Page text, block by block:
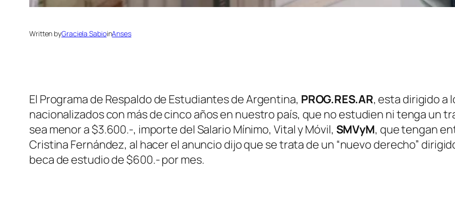
Written byGraciela SabioinAnses
El Programa de Respaldo de Estudiantes de Argentina, PROG.RES.AR, esta dirigido a
nacionalizados con más de cinco años en nuestro país, que no estudien ni tenga un
sea menor a $3.600.-, importe del Salario Mínimo, Vital y Móvil, SMVyM, que tengan
Cristina Fernández, al hacer el anuncio dijo que se trata de un “nuevo derecho”
beca de estudio de $600.- por mes.